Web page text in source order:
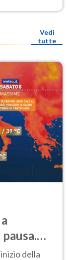
Vedi
tutte
della